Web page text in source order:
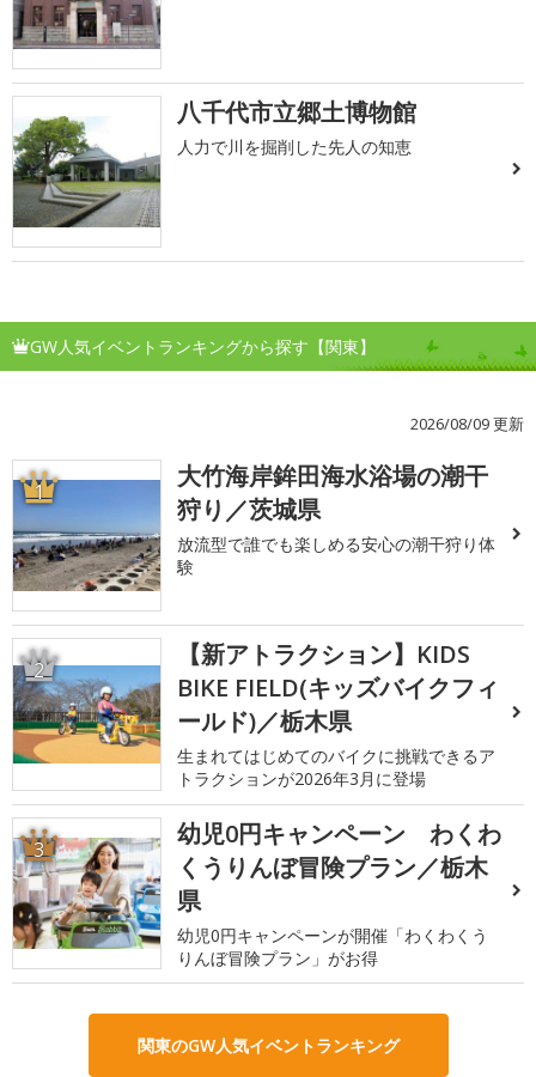
八千代市立郷土博物館
人力で川を掘削した先人の知恵
GW人気イベントランキングから探す【関東】
2026/08/09 更新
1
大竹海岸鉾田海水浴場の潮干
狩り／茨城県
放流型で誰でも楽しめる安心の潮干狩り体
験
2
【新アトラクション】KIDS
BIKE FIELD(キッズバイクフィ
ールド)／栃木県
生まれてはじめてのバイクに挑戦できるア
トラクションが2026年3月に登場
3
幼児0円キャンペーン わくわ
くうりんぼ冒険プラン／栃木
県
幼児0円キャンペーンが開催「わくわくう
りんぼ冒険プラン」がお得
関東のGW人気イベントランキング